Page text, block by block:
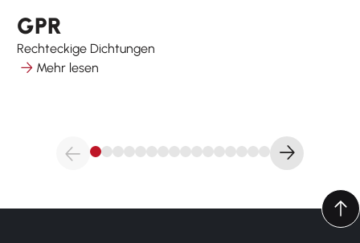
GPR
Rechteckige Dichtungen
Mehr lesen